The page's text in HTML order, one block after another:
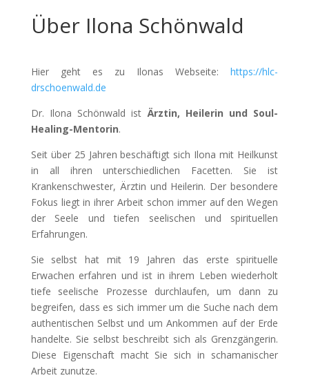
Über Ilona Schönwald
Hier geht es zu Ilonas Webseite:https://hlc-
drschoenwald.de
Dr. Ilona Schönwald istÄrztin, Heilerin und Soul-
Healing-Mentorin.
Seit über 25 Jahren beschäftigt sich Ilona mit Heilkunst
in all ihren unterschiedlichen Facetten. Sie ist
Krankenschwester, Ärztin und Heilerin. Der besondere
Fokus liegt in ihrer Arbeit schon immer auf den Wegen
der Seele und tiefen seelischen und spirituellen
Erfahrungen.
Sie selbst hat mit 19 Jahren das erste spirituelle
Erwachen erfahren und ist in ihrem Leben wiederholt
tiefe seelische Prozesse durchlaufen, um dann zu
begreifen, dass es sich immer um die Suche nach dem
authentischen Selbst und um Ankommen auf der Erde
handelte. Sie selbst beschreibt sich als Grenzgängerin.
Diese Eigenschaft macht Sie sich in schamanischer
Arbeit zunutze.